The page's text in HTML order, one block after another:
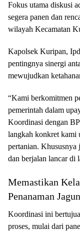
Fokus utama diskusi
segera panen dan
wilayah Kecamatan
Kapolsek Kuripan,
pentingnya sinergi
mewujudkan
“Kami berkomitmen
pemerintah dalam
Koordinasi dengan
langkah konkret kami
pertanian. Khususnya
dan berjalan lancar di
Memastikan
Penanaman
Koordinasi ini
proses, mulai dari